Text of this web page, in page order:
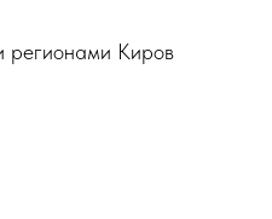
регионами Киров